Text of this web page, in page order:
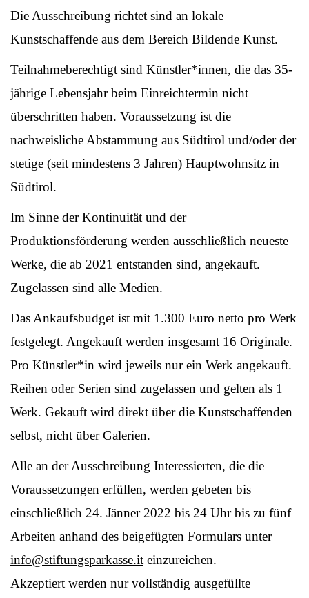
Die Ausschreibung richtet sind an lokale
Kunstschaffende aus dem Bereich Bildende Kunst.
Teilnahmeberechtigt sind Künstler*innen, die das 35-
jährige Lebensjahr beim Einreichtermin nicht
überschritten haben. Voraussetzung ist die
nachweisliche Abstammung aus Südtirol und/oder der
stetige (seit mindestens 3 Jahren) Hauptwohnsitz in
Südtirol.
Im Sinne der Kontinuität und der
Produktionsförderung werden ausschließlich neueste
Werke, die ab 2021 entstanden sind, angekauft.
Zugelassen sind alle Medien.
Das Ankaufsbudget ist mit 1.300 Euro netto pro Werk
festgelegt. Angekauft werden insgesamt 16 Originale.
Pro Künstler*in wird jeweils nur ein Werk angekauft.
Reihen oder Serien sind zugelassen und gelten als 1
Werk. Gekauft wird direkt über die Kunstschaffenden
selbst, nicht über Galerien.
Alle an der Ausschreibung Interessierten, die die
Voraussetzungen erfüllen, werden gebeten bis
einschließlich 24. Jänner 2022 bis 24 Uhr bis zu fünf
Arbeiten anhand des beigefügten Formulars unter
info@stiftungsparkasse.it einzureichen.
Akzeptiert werden nur vollständig ausgefüllte